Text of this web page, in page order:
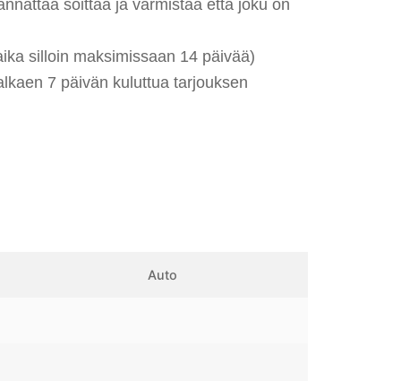
soittaa ja varmistaa että joku on
silloin maksimissaan 14 päivää)
7 päivän kuluttua tarjouksen
Auto